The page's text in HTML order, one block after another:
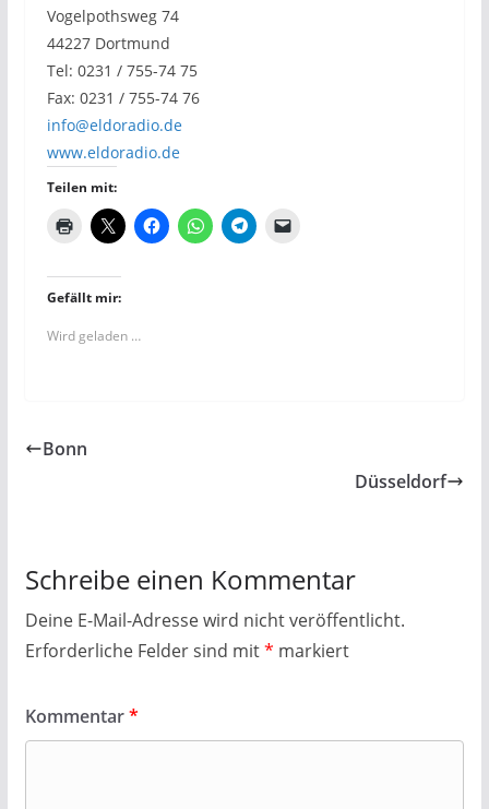
Vogelpothsweg 74
44227 Dortmund
Tel: 0231 / 755-74 75
Fax: 0231 / 755-74 76
info@eldoradio.de
www.eldoradio.de
Teilen mit:
Gefällt mir:
Wird geladen …
Bonn
Düsseldorf
Schreibe einen Kommentar
Deine E-Mail-Adresse wird nicht veröffentlicht.
Erforderliche Felder sind mit* markiert
Kommentar*